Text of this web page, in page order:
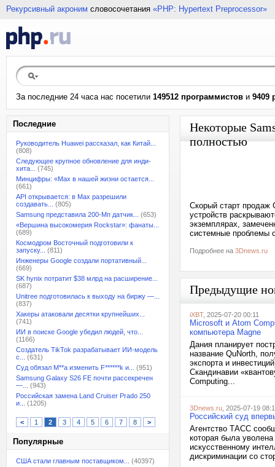
Рекурсивный акроним словосочетания «PHP: Hypertext Preprocessor»
За последние 24 часа нас посетили 149512 программистов и 9409
Последние
Руководитель Huawei рассказал, как Китай...
(808)
Следующее крупное обновление для инди-
хита...
(745)
Минцифры: «Max в нашей жизни остается...
(661)
API открывается: в Max разрешили
создавать...
(805)
Samsung представила 200-Мп датчик...
(653)
«Вершина высокомерия Rockstar»: фанаты...
(689)
Космодром Восточный подготовили к
запуску...
(811)
Инженеры Google создали портативный...
(669)
SK hynix потратит $38 млрд на расширение...
(687)
Unitree подготовилась к выходу на биржу —...
(837)
Хакеры атаковали десятки крупнейших...
(741)
ИИ в поиске Google убедил людей, что...
(1166)
Создатель TikTok разрабатывает ИИ-модель
с...
(631)
Суд обязал M**a изменить F******k и...
(951)
Samsung Galaxy S26 FE почти рассекречен
—...
(943)
Российская замена Land Cruiser Prado 250
и...
(1205)
< 1 2 3 4 5 6 7 8 >
Популярные
США стали главным поставщиком...
(40397)
Некоторые
полностью
Скорый старт продаж
устройств
экземплярах,
системные проблемы
Подробнее на 3Dnews.ru
Предыдущие
iXBT, 2025-07-20 00:11
Microsoft и Atom
компьютера Magne
Дания планирует
название QuNorth,
экспорта и
Скандинавии
Computing...
3Dnews.ru , 2025-07-19
Российский суд
Агентство ТАСС
которая была
искусственному
дискриминации со